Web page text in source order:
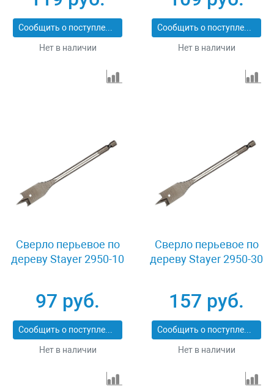
Сообщить о поступлении
Нет в наличии
Сообщить о поступлении
Нет в наличии
Сверло перьевое по
дереву Stayer 2950-10
97 руб.
Сообщить о поступлении
Нет в наличии
Сверло перьевое по
дереву Stayer 2950-30
157 руб.
Сообщить о поступлении
Нет в наличии